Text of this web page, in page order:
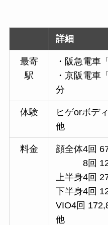
詳細
最寄
駅
・阪急電車
・京阪電車
分
体験
ヒゲorボデ
他
料金
顔全体4回
8回
上半身4回
下半身4回
VIO4回
他